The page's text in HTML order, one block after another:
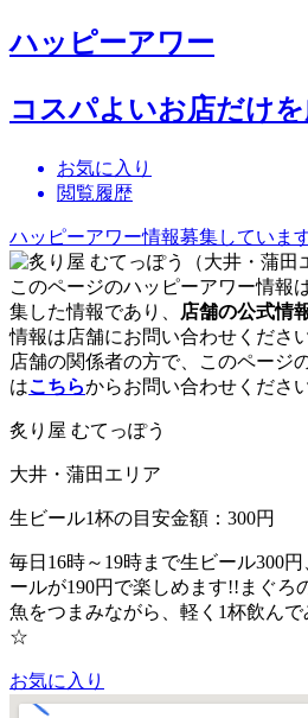
ハッピーアワー
コスパよいお店だけ
お気に入り
閲覧履歴
ハッピーアワー情報募集していま
このページのハッピーアワー情報
集した情報であり、
店舗の公式情
情報は店舗にお問い合わせください
店舗の関係者の方で、このページ
はこちらからお問い合わせください
炙り屋 むてっぽう
大井・蒲田エリア
生ビール1杯の目安金額：300円
毎日16時～19時まで生ビール300
ールが190円で楽しめます!!まぐろ
魚をつまみながら、軽く1杯飲ん
☆
お気に入り